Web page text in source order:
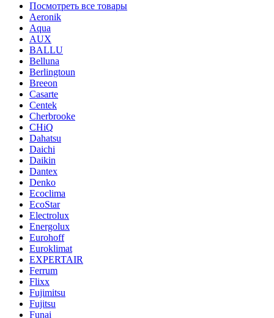
Посмотреть все товары
Aeronik
Aqua
AUX
BALLU
Belluna
Berlingtoun
Breeon
Casarte
Centek
Cherbrooke
CHiQ
Dahatsu
Daichi
Daikin
Dantex
Denko
Ecoclima
EcoStar
Electrolux
Energolux
Eurohoff
Euroklimat
EXPERTAIR
Ferrum
Flixx
Fujimitsu
Fujitsu
Funai